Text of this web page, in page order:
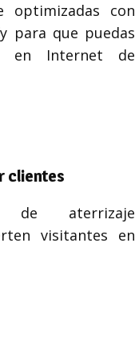
optimizadas con
para que puedas
en Internet de
clientes
de aterrizaje
visitantes en